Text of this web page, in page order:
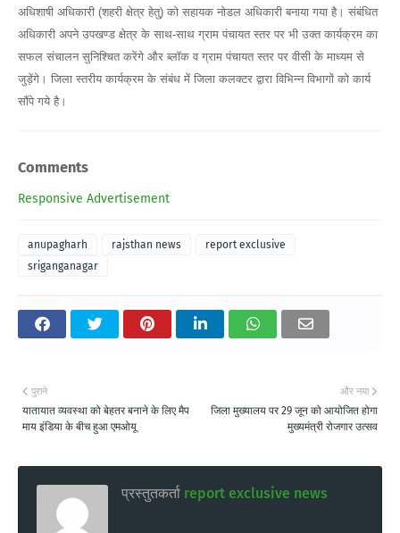
अधिशाषी अधिकारी (शहरी क्षेत्र हेतु) को सहायक नोडल अधिकारी बनाया गया है। संबंधित
अधिकारी अपने उपखण्ड क्षेत्र के साथ-साथ ग्राम पंचायत स्तर पर भी उक्त कार्यक्रम का
सफल संचालन सुनिश्चित करेंगे और ब्लॉक व ग्राम पंचायत स्तर पर वीसी के माध्यम से
जुड़ेंगे। जिला स्तरीय कार्यक्रम के संबंध में जिला कलक्टर द्वारा विभिन्न विभागों को कार्य
सौंपे गये है।
Comments
Responsive Advertisement
anupagharh rajsthan news
report exclusive
sriganganagar
और नया
जिला मुख्यालय पर 29 जून को आयोजित होगा
मुख्यमंत्री रोजगार उत्सव
पुराने
यातायात व्यवस्था को बेहतर बनाने के लिए मैप
माय इंडिया के बीच हुआ एमओयू
प्रस्तुतकर्ता report exclusive news